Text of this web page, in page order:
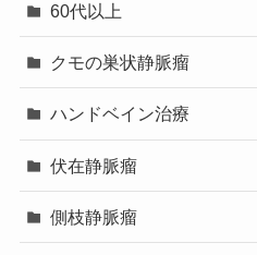
60代以上
クモの巣状静脈瘤
ハンドベイン治療
伏在静脈瘤
側枝静脈瘤